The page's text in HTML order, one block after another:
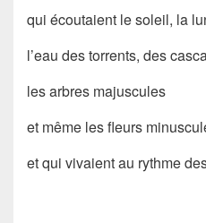
qui écoutaient le soleil, la
l’eau des torrents, des
les arbres majuscules
et même les fleurs
et qui vivaient au rythme